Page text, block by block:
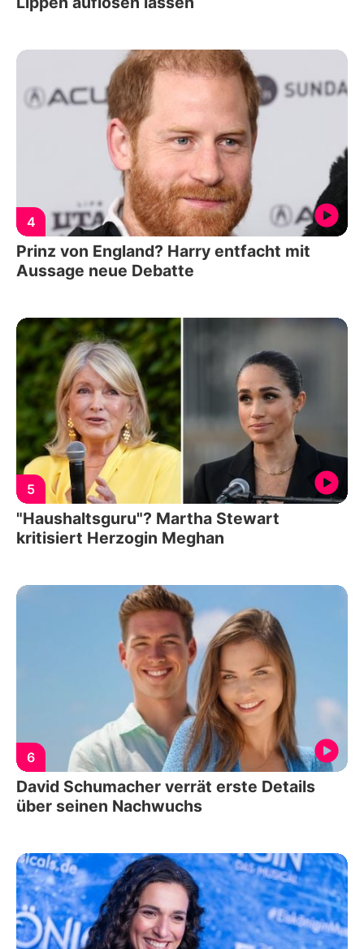
4
Prinz von England? Harry entfacht mit
Aussage neue Debatte
5
"Haushaltsguru"? Martha Stewart
kritisiert Herzogin Meghan
6
David Schumacher verrät erste Details
über seinen Nachwuchs